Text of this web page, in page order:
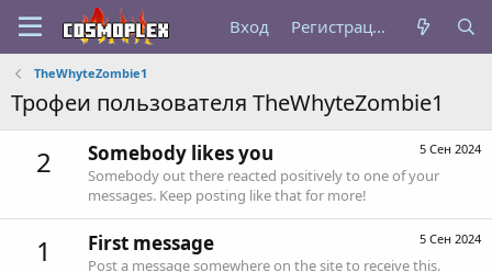
Вход Регистрация
TheWhyteZombie1
Трофеи пользователя TheWhyteZombie1
2 5 Сен 2024
Somebody likes you
Somebody out there reacted positively to one of your
messages. Keep posting like that for more!
1 5 Сен 2024
First message
Post a message somewhere on the site to receive this.